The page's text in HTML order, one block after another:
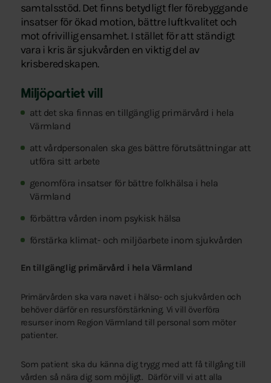
samtalsstöd. Det finns betydligt fler förebyggande
insatser för ökad motion, bättre luftkvalitet och
mot ofrivillig ensamhet. I stället för att ständigt
vara i kris är sjukvården en viktig del av
krisberedskapen.
Miljöpartiet vill
att det ska finnas en tillgänglig primärvård i hela
Värmland
att vårdpersonalen ska ges bättre förutsättningar att
utföra sitt arbete
genomföra insatser för bättre folkhälsa i hela
Värmland
förbättra vården inom psykisk hälsa
förstärka klimat- och miljöarbete inom sjukvården
En tillgänglig primärvård i hela Värmland
Primärvården ska vara navet i hälso- och sjukvården och
behöver därför en resursförstärkning. Vi vill överföra
resurser inom Region Värmland till personal som möter
patienter.
Som patient ska du känna dig trygg med att få tillgång till
vården så nära dig som möjligt. Därför vill vi att alla